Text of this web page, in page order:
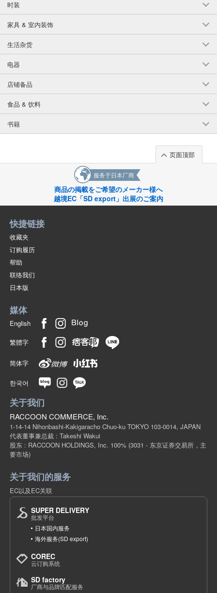
时装
家具 & 室内装饰
生活杂货
电器
店铺备品
食品 & 饮料
书籍
页面顶部
服务于日本厂商
商品の掲載をご希望のメーカー様へ
越境EC「SD export」出展のご案内
快捷链接
收藏夹
订购履历
帮助
联络我们
日本版
媒体
English
繁體字
简体字
한국어
关于我们
RACCOON COMMERCE, Inc.
1-14-14 Nihonbashi-Kakigaracho Chuo-ku TOKYO 103-0014, JAPAN
代表董事兼总裁 : Takeshi Wakui
股东 : RACCOON HOLDINGS, Inc. 100% (3031 - 东京证券交易所，主
要市场)
关于我们的服务
EC以及EC关联
SUPER DELIVERY
批发平台
日本国内服务
海外服务(SD export)
COREC
云订购系统
SD factory
厂商与品牌匹配服务